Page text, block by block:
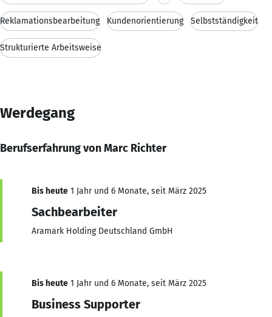
Reklamationsbearbeitung Kundenorientierung Selbstständigkeit
Strukturierte Arbeitsweise
Werdegang
Berufserfahrung von Marc Richter
Bis heute 1 Jahr und 6 Monate, seit März 2025
Sachbearbeiter
Aramark Holding Deutschland GmbH
Bis heute 1 Jahr und 6 Monate, seit März 2025
Business Supporter